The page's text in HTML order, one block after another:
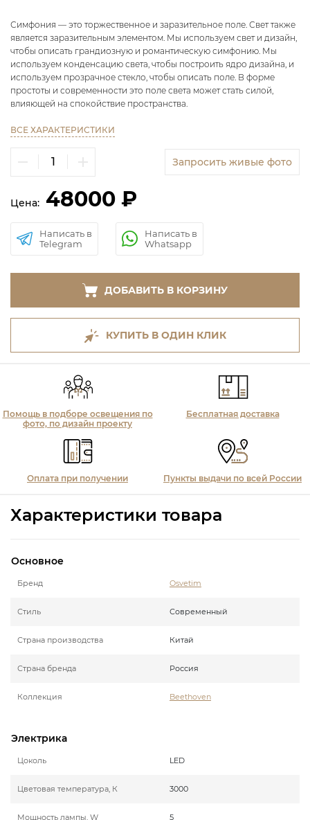
Симфония — это торжественное и заразительное поле. Свет также
является заразительным элементом. Мы используем свет и дизайн,
чтобы описать грандиозную и романтическую симфонию. Мы
используем конденсацию света, чтобы построить ядро дизайна, и
используем прозрачное стекло, чтобы описать поле. В форме
простоты и современности это поле света может стать силой,
влияющей на спокойствие пространства.
ВСЕ ХАРАКТЕРИСТИКИ
Запросить живые фото
Цена: 48000 ₽
Написать в
Telegram
Написать в
Whatsapp
ДОБАВИТЬ В КОРЗИНУ
КУПИТЬ В ОДИН КЛИК
Помощь в подборе освещения по
фото, по дизайн проекту
Бесплатная доставка
Оплата при получении Пункты выдачи по всей России
Характеристики товара
Основное
Бренд Osvetim
Стиль Современный
Страна производства Китай
Страна бренда Россия
Коллекция Beethoven
Электрика
Цоколь LED
Цветовая температура, К 3000
Мощность лампы, W 5